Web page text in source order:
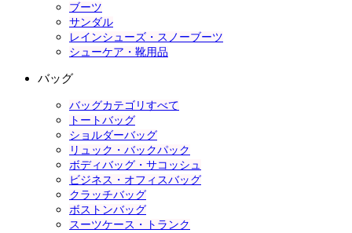
ブーツ
サンダル
レインシューズ・スノーブーツ
シューケア・靴用品
バッグ
バッグカテゴリすべて
トートバッグ
ショルダーバッグ
リュック・バックパック
ボディバッグ・サコッシュ
ビジネス・オフィスバッグ
クラッチバッグ
ボストンバッグ
スーツケース・トランク